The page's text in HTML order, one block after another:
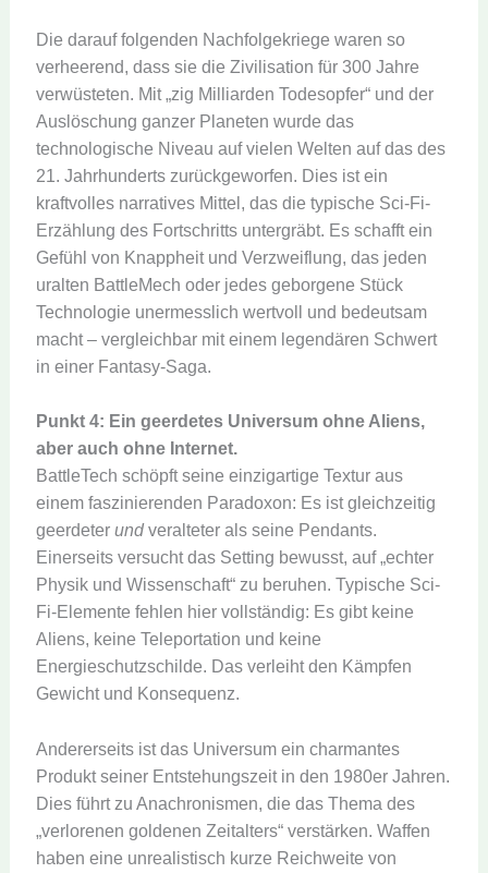
Die darauf folgenden Nachfolgekriege waren so
verheerend, dass sie die Zivilisation für 300 Jahre
verwüsteten. Mit „zig Milliarden Todesopfer“ und der
Auslöschung ganzer Planeten wurde das
technologische Niveau auf vielen Welten auf das des
21. Jahrhunderts zurückgeworfen. Dies ist ein
kraftvolles narratives Mittel, das die typische Sci-Fi-
Erzählung des Fortschritts untergräbt. Es schafft ein
Gefühl von Knappheit und Verzweiflung, das jeden
uralten BattleMech oder jedes geborgene Stück
Technologie unermesslich wertvoll und bedeutsam
macht – vergleichbar mit einem legendären Schwert
in einer Fantasy-Saga.
Punkt 4: Ein geerdetes Universum ohne Aliens,
aber auch ohne Internet.
BattleTech schöpft seine einzigartige Textur aus
einem faszinierenden Paradoxon: Es ist gleichzeitig
geerdeter undveralteter als seine Pendants.
Einerseits versucht das Setting bewusst, auf „echter
Physik und Wissenschaft“ zu beruhen. Typische Sci-
Fi-Elemente fehlen hier vollständig: Es gibt keine
Aliens, keine Teleportation und keine
Energieschutzschilde. Das verleiht den Kämpfen
Gewicht und Konsequenz.
Andererseits ist das Universum ein charmantes
Produkt seiner Entstehungszeit in den 1980er Jahren.
Dies führt zu Anachronismen, die das Thema des
„verlorenen goldenen Zeitalters“ verstärken. Waffen
haben eine unrealistisch kurze Reichweite von